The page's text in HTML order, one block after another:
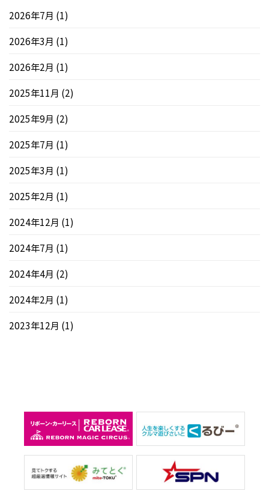
2026年7月 (1)
2026年3月 (1)
2026年2月 (1)
2025年11月 (2)
2025年9月 (2)
2025年7月 (1)
2025年3月 (1)
2025年2月 (1)
2024年12月 (1)
2024年7月 (1)
2024年4月 (2)
2024年2月 (1)
2023年12月 (1)